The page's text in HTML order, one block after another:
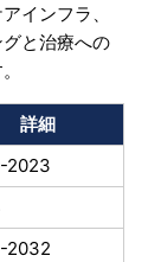
インフラ、
と治療への
詳細
2023
2032